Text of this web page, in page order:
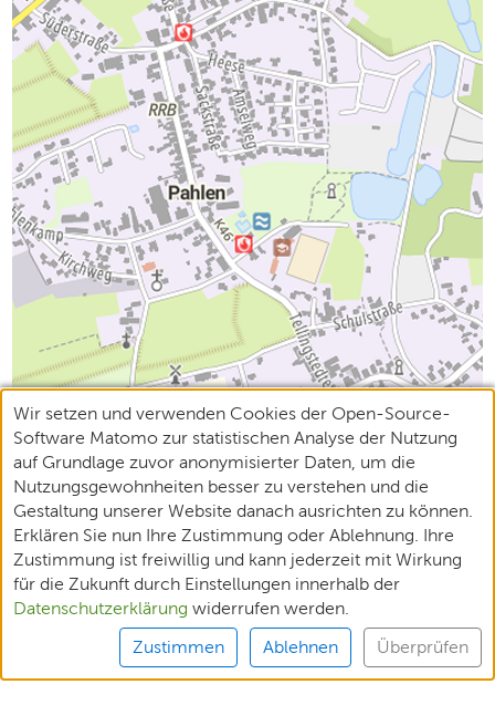
Wir setzen und verwenden Cookies der Open-Source-
Software Matomo zur statistischen Analyse der Nutzung
auf Grundlage zuvor anonymisierter Daten, um die
Nutzungsgewohnheiten besser zu verstehen und die
Gestaltung unserer Website danach ausrichten zu können.
Erklären Sie nun Ihre Zustimmung oder Ablehnung. Ihre
Zustimmung ist freiwillig und kann jederzeit mit Wirkung
für die Zukunft durch Einstellungen innerhalb der
Datenschutzerklärung widerrufen werden.
Zustimmen Ablehnen Überprüfen